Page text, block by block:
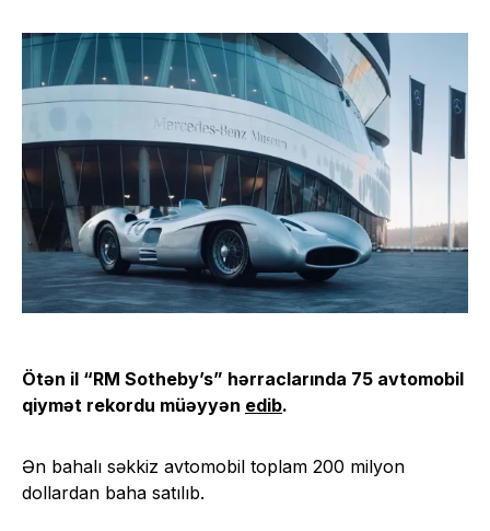
Ötən il “RM Sotheby’s” hərraclarında 75 avtomobil
qiymət rekordu müəyyən edib.
Ən bahalı səkkiz avtomobil toplam 200 milyon
dollardan baha satılıb.